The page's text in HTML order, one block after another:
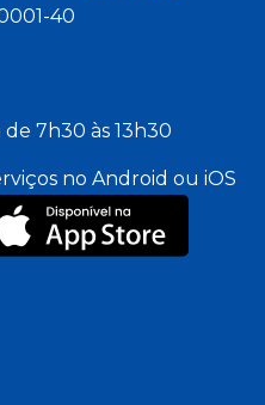
40
7h30 às 13h30
no Android ou iOS